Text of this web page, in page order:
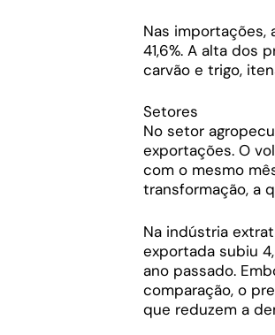
Nas importações,
41,6%. A alta dos
carvão e trigo,
Setores
No setor
exportações. O
com o mesmo
transformação, a
Na indústria
exportada subiu
ano passado.
comparação, o
que reduzem a